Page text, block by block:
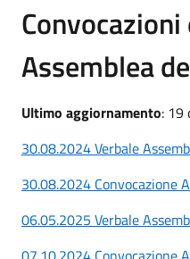
Assemblea
Ultimo aggiornamento: 19
30.08.2024 Verbale
30.08.2024 Convocazione
06.05.2025 Verbale